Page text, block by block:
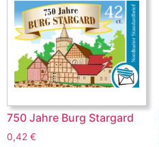
750 Jahre Burg Stargard
0,42 €